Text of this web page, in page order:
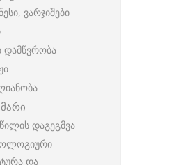
ვარჯიშები
დამწვრობა
დაგეგმვა
და